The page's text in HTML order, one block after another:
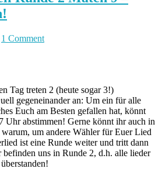
1 Comment
Tag treten 2 (heute sogar 3!)
gegeneinander an: Um ein für alle
Euch am Besten gefallen hat, könnt
Uhr abstimmen! Gerne könnt ihr auch in
um andere Wähler für Euer Lied
ist eine Runde weiter und tritt dann
uns in Runde 2, d.h. alle lieder